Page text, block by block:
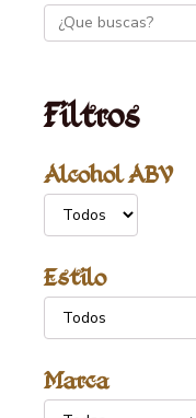
Filtros
Alcohol ABV
Estilo
Marca